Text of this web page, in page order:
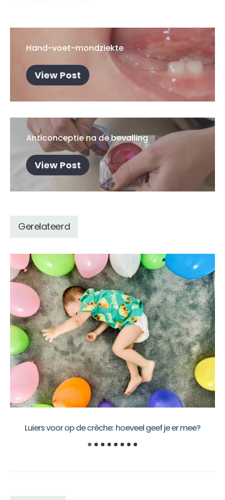
Hand-voet-mondziekte
View Post
Anticonceptie na de bevalling
View Post
Gerelateerd
Luiers voor op de crèche: hoeveel geef je er mee?